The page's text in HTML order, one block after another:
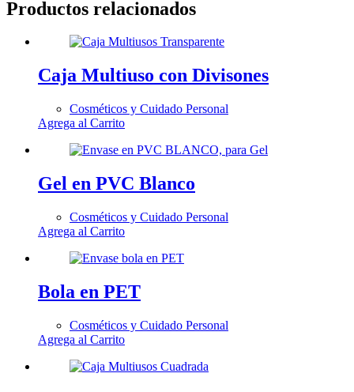
Productos relacionados
Caja Multiuso con Divisones
Cosméticos y Cuidado Personal
Agrega al Carrito
Gel en PVC Blanco
Cosméticos y Cuidado Personal
Agrega al Carrito
Bola en PET
Cosméticos y Cuidado Personal
Agrega al Carrito